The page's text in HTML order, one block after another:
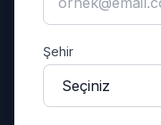
Şehir